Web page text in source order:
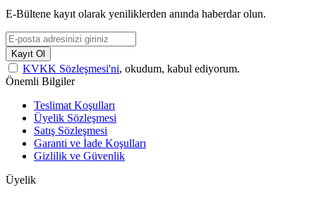
E-Bültene kayıt olarak yeniliklerden anında haberdar olun.
Kayıt Ol
KVKK Sözleşmesi'ni, okudum, kabul ediyorum.
Önemli Bilgiler
Teslimat Koşulları
Üyelik Sözleşmesi
Satış Sözleşmesi
Garanti ve İade Koşulları
Gizlilik ve Güvenlik
Üyelik